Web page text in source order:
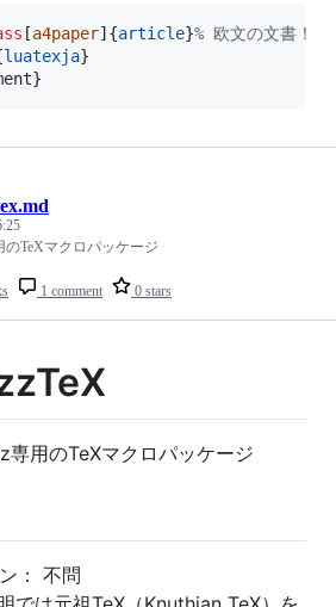
[a4paper]{article}% 欧文の文書！🙅
luatexja
}
1 comment 0 stars
のTeXマクロパッケージ
専用のTeXマクロパッケージ
： 不問